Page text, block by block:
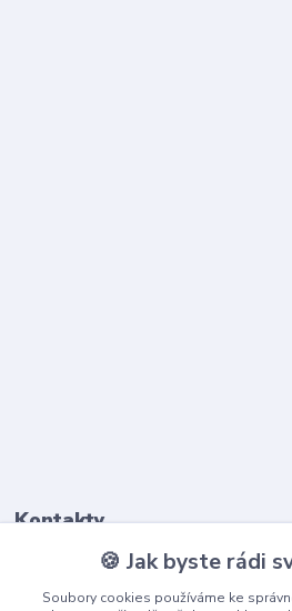
Kontakty
🍪 Jak byste rádi
Soubory cookies používáme ke